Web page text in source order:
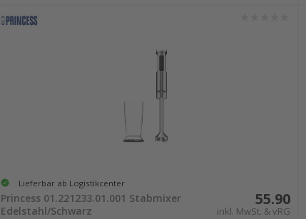
Lieferbar ab Logistikcenter
Princess 01.221233.01.001 Stabmixer
Edelstahl/Schwarz
55.90
inkl. MwSt. & vRG